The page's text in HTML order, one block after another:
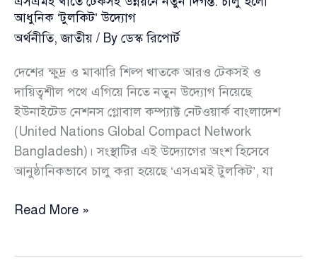
আধুনিক ‘টুলকিট’ উদ্যোগ
অর্থনীতি,জাতীয় / By ডেস্ক রিপোর্ট
দেশের ক্ষুদ্র ও মাঝারি শিল্প খাতকে আরও টেকসই ও
দায়িত্বশীল পথে এগিয়ে নিতে নতুন উদ্যোগ নিয়েছে
ইউনাইটেড নেশনস গ্লোবাল কম্প্যাক্ট নেটওয়ার্ক বাংলাদেশ
(United Nations Global Compact Network
Bangladesh)। সংস্থাটির এই উদ্যোগের অংশ হিসেবে
আনুষ্ঠানিকভাবে চালু করা হয়েছে ‘এসএমই টুলকিট’, যা
এসএমই
Read More »